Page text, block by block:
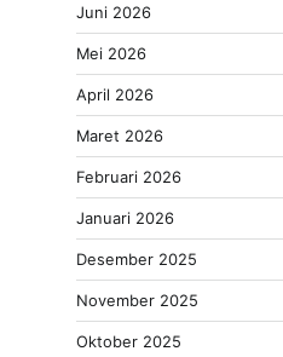
Juni 2026
Mei 2026
April 2026
Maret 2026
Februari 2026
Januari 2026
Desember 2025
November 2025
Oktober 2025